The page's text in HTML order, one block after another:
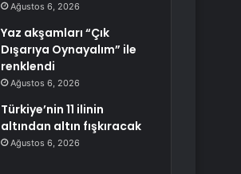
Ağustos 6, 2026
Yaz akşamları “Çık
Dışarıya Oynayalım” ile
renklendi
Ağustos 6, 2026
Türkiye’nin 11 ilinin
altından altın fışkıracak
Ağustos 6, 2026